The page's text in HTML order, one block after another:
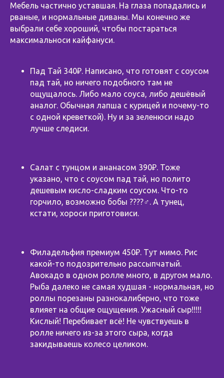
Мебель частично уставшая. На глаза попадались и
рваные, и нормальные диваны. Мы конечно же
выбрали себе хороший, чтобы постараться
максимальноси кайфануси.
Пад Тай 340₽. Написано, что готовят с соусом
пад тай, но ничего подобного там не
ощущалось. Либо мало соуса, либо дешёвый
аналог. Обычная лапша с курицей и почему-то
с одной креветкой). Ну и за зеленюси надо
лучше следиси.
Салат с тунцом и ананасом 390₽. Тоже
указано, что с соусом пад тай, но полито
дешевым кисло-сладким соусом. Что-то
горчило, возможно бобы ????‍♂️. А тунец,
кстати, хороси приготовиси.
Филадельфия премиум 450₽. Тут мимо. Рис
какой-то подозрительно рассыпчатый.
Авокадо в одном ролле много, в другом мало.
Рыба далеко не самая худшая - нормальная, но
роллы порезаны разнокалиберно, что тоже
влияет на общие ощущения. Ужасный сыр!!!!!
Кислый! Перебивает всё! Не чувствуешь в
ролле ничего из-за этого сыра, когда
закидываешь колесо целиком.